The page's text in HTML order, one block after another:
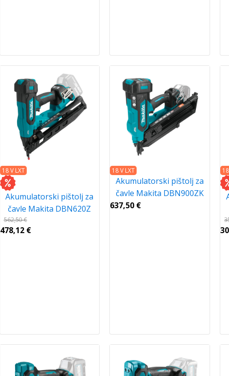
18 V LXT
Akumulatorski pištolj za
čavle Makita DBN620Z
562,50€
478,12 €
18 V LXT
Akumulatorski pištolj za
čavle Makita DBN900ZK
637,50 €